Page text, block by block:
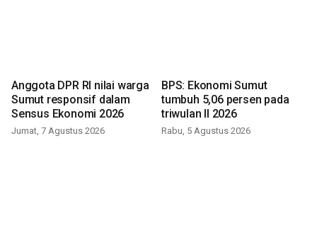
Anggota DPR RI nilai warga
Sumut responsif dalam
Sensus Ekonomi 2026
Jumat, 7 Agustus 2026
BPS: Ekonomi Sumut
tumbuh 5,06 persen pada
triwulan II 2026
Rabu, 5 Agustus 2026